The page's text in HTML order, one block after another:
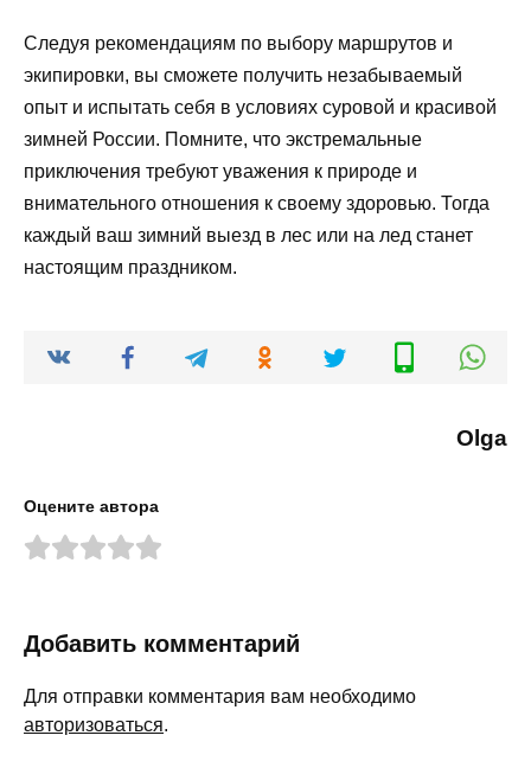
Следуя рекомендациям по выбору маршрутов и
экипировки, вы сможете получить незабываемый
опыт и испытать себя в условиях суровой и красивой
зимней России. Помните, что экстремальные
приключения требуют уважения к природе и
внимательного отношения к своему здоровью. Тогда
каждый ваш зимний выезд в лес или на лед станет
настоящим праздником.
Olga
Оцените автора
Добавить комментарий
Для отправки комментария вам необходимо
авторизоваться.